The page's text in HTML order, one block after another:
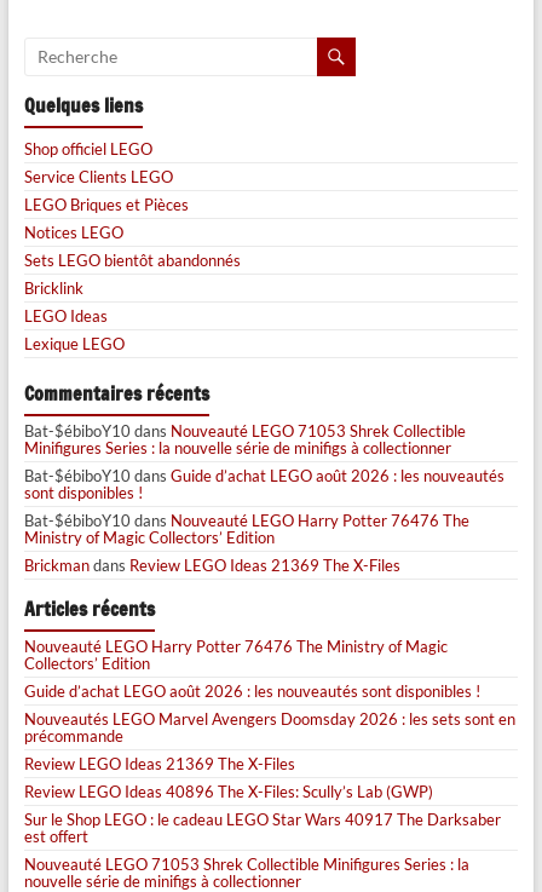
Quelques liens
Shop officiel LEGO
Service Clients LEGO
LEGO Briques et Pièces
Notices LEGO
Sets LEGO bientôt abandonnés
Bricklink
LEGO Ideas
Lexique LEGO
Commentaires récents
Bat-$ébiboY10dans Nouveauté LEGO 71053 Shrek Collectible
Minifigures Series : la nouvelle série de minifigs à collectionner
Bat-$ébiboY10dans Guide d’achat LEGO août 2026 : les nouveautés
sont disponibles !
Bat-$ébiboY10dans Nouveauté LEGO Harry Potter 76476 The
Ministry of Magic Collectors’ Edition
Brickmandans Review LEGO Ideas 21369 The X-Files
Articles récents
Nouveauté LEGO Harry Potter 76476 The Ministry of Magic
Collectors’ Edition
Guide d’achat LEGO août 2026 : les nouveautés sont disponibles !
Nouveautés LEGO Marvel Avengers Doomsday 2026 : les sets sont en
précommande
Review LEGO Ideas 21369 The X-Files
Review LEGO Ideas 40896 The X-Files: Scully’s Lab (GWP)
Sur le Shop LEGO : le cadeau LEGO Star Wars 40917 The Darksaber
est offert
Nouveauté LEGO 71053 Shrek Collectible Minifigures Series : la
nouvelle série de minifigs à collectionner